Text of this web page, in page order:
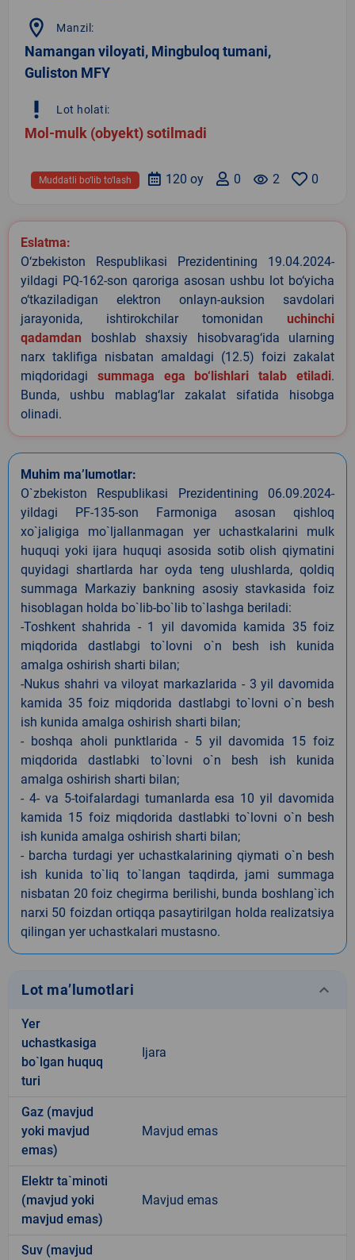
location_on Manzil:
Namangan viloyati, Mingbuloq tumani,
Guliston MFY
priority_high Lot holati:
Mol-mulk (obyekt) sotilmadi
0
remove_red_eye 2
0
120 oy
Muddatli bo‘lib to‘lash
Eslatma:
O‘zbekiston Respublikasi Prezidentining 19.04.2024-
yildagi PQ-162-son qaroriga asosan ushbu lot bo‘yicha
o‘tkaziladigan elektron onlayn-auksion savdolari
jarayonida, ishtirokchilar tomonidan uchinchi
qadamdan boshlab shaxsiy hisobvarag‘ida ularning
narx taklifiga nisbatan amaldagi (12.5) foizi zakalat
miqdoridagi summaga ega bo‘lishlari talab etiladi.
Bunda, ushbu mablag‘lar zakalat sifatida hisobga
olinadi.
Muhim ma’lumotlar:
O`zbekiston Respublikasi Prezidentining 06.09.2024-
yildagi PF-135-son Farmoniga asosan qishloq
xo`jaligiga mo`ljallanmagan yer uchastkalarini mulk
huquqi yoki ijara huquqi asosida sotib olish qiymatini
quyidagi shartlarda har oyda teng ulushlarda, qoldiq
summaga Markaziy bankning asosiy stavkasida foiz
hisoblagan holda bo`lib-bo`lib to`lashga beriladi:
-Toshkent shahrida - 1 yil davomida kamida 35 foiz
miqdorida dastlabgi to`lovni o`n besh ish kunida
amalga oshirish sharti bilan;
-Nukus shahri va viloyat markazlarida - 3 yil davomida
kamida 35 foiz miqdorida dastlabgi to`lovni o`n besh
ish kunida amalga oshirish sharti bilan;
- boshqa aholi punktlarida - 5 yil davomida 15 foiz
miqdorida dastlabki to`lovni o`n besh ish kunida
amalga oshirish sharti bilan;
- 4- va 5-toifalardagi tumanlarda esa 10 yil davomida
kamida 15 foiz miqdorida dastlabki to`lovni o`n besh
ish kunida amalga oshirish sharti bilan;
- barcha turdagi yer uchastkalarining qiymati o`n besh
ish kunida to`liq to`langan taqdirda, jami summaga
nisbatan 20 foiz chegirma berilishi, bunda boshlang`ich
narxi 50 foizdan ortiqqa pasaytirilgan holda realizatsiya
qilingan yer uchastkalari mustasno.
Lot ma’lumotlari keyboard_arrow_down
Yer
uchastkasiga
bo`lgan huquq
turi
Ijara
Gaz (mavjud
yoki mavjud
emas)
Mavjud emas
Elektr ta`minoti
(mavjud yoki
mavjud emas)
Mavjud emas
Suv (mavjud